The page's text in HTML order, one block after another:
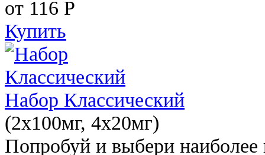
от 116 Р
Купить
Набор Классический
(2x100мг, 4x20мг)
Попробуй и выбери наиболее